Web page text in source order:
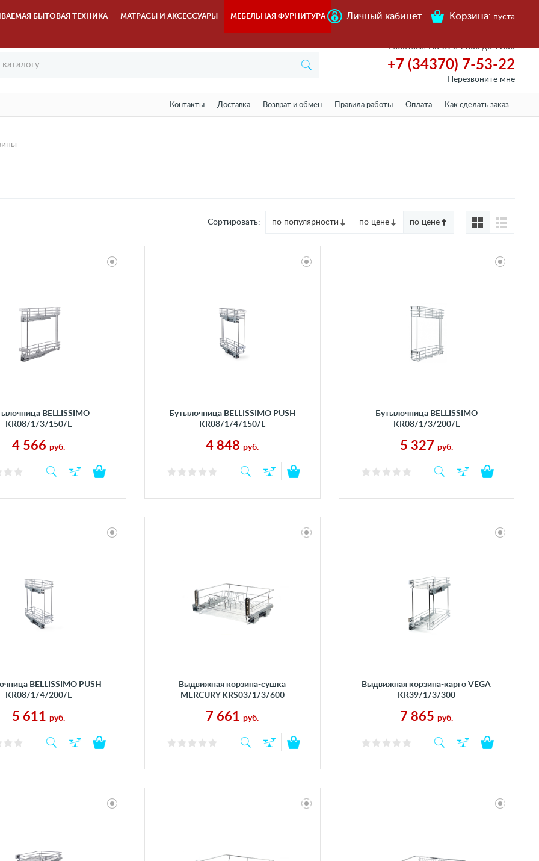
БЫТОВАЯ ТЕХНИКА МАТРАСЫ И АКСЕССУАРЫ МЕБЕЛЬНАЯ ФУРНИТУРА Личный кабинет Корзина: пуста
РаботаемПн-пт с 11.00 до 19.00
+7 (34370) 7-53-22
Перезвоните мне
Контакты Доставка Возврат и обмен Правила работы Оплата Как сделать заказ
Сортировать: по популярности по цене по цене
BELLISSIMO
KR08/1/3/150/L
4 566 руб.
Бутылочница BELLISSIMO PUSH
KR08/1/4/150/L
4 848 руб.
Бутылочница BELLISSIMO
KR08/1/3/200/L
5 327 руб.
BELLISSIMO PUSH
KR08/1/4/200/L
5 611 руб.
Выдвижная корзина-сушка
MERCURY KRS03/1/3/600
7 661 руб.
Выдвижная корзина-карго VEGA
KR39/1/3/300
7 865 руб.